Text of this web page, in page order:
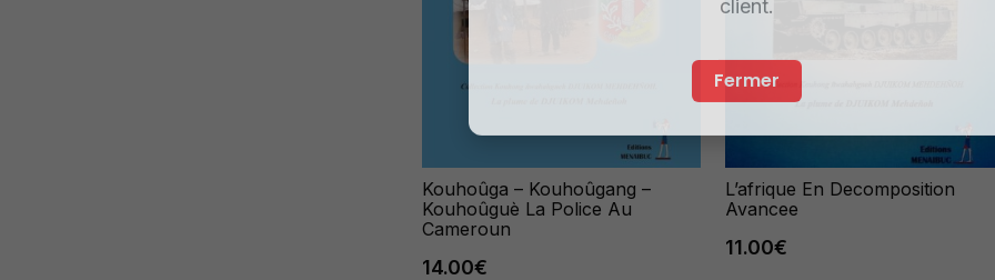
Fermer
Kouhoûga – Kouhoûgang –
Kouhoûguè La Police Au
Cameroun
14.00€
L’afrique En Decomposition
Avancee
11.00€